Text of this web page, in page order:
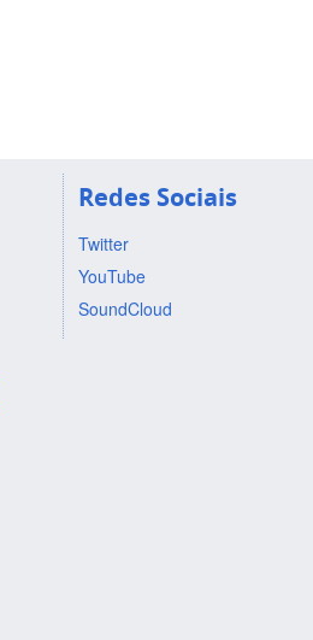
Redes Sociais
Twitter
YouTube
SoundCloud